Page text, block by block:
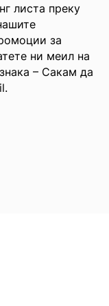
листа преку
за
ни меил на
– Сакам да